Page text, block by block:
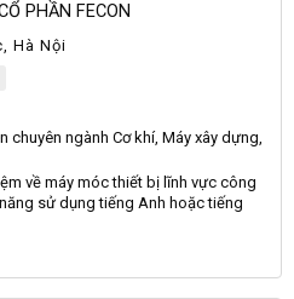
PHẦN FECON
Hà Nội
chuyên ngành Cơkhí, Máy xây dựng,
về máy móc thiết bị lĩnh vực công
sử dụng tiếng Anh hoặc tiếng